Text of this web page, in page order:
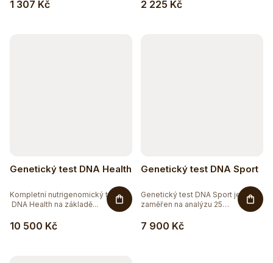
1 307 Kč 2 225 Kč
Genetický test DNA Health
10 500 Kč
Kompletní nutrigenomický test
DNA Health na základě...
Genetický test DNA Sport
7 900 Kč
Genetický test DNA Sport je
zaměřen na analýzu 25